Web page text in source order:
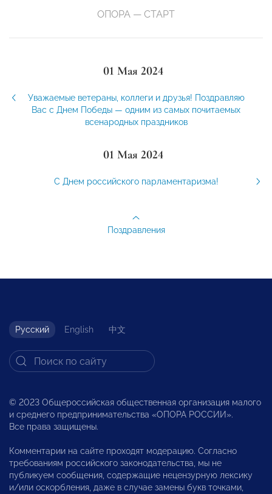
ОПОРА — СТАРТ
01 Мая 2024
Уважаемые ветераны, коллеги и друзья! Поздравляю
Вас с Днем Победы — одним из самых почитаемых
всенародных праздников
01 Мая 2024
С Днем российского парламентаризма!
Поздравления
Русский English 中文
© 2023 Общероссийская общественная организация малого
и среднего предпринимательства «ОПОРА РОССИИ».
Все права защищены.
Комментарии на сайте проходят модерацию. Согласно
требованиям российского законодательства, мы не
публикуем сообщения, содержащие нецензурную лексику
и/или оскорбления, даже в случае замены букв точками,